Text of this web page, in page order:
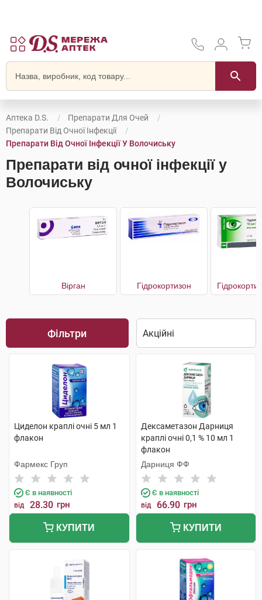
Аптека D.S.
Препарати Для Очей
Препарати Від Очної Інфекції
Препарати Від Очної Інфекції У Волочиську
Препарати від очної інфекції у
Волочиську
Вірган Гідрокортизон
Фільтри
Циделон краплі очні 5 мл 1
флакон
Фармекс Груп
Є в наявності
від 28.30 грн
КУПИТИ
Дексаметазон Дарниця
краплі очні 0,1 % 10 мл 1
флакон
Дарниця ФФ
Є в наявності
від 66.90 грн
КУПИТИ